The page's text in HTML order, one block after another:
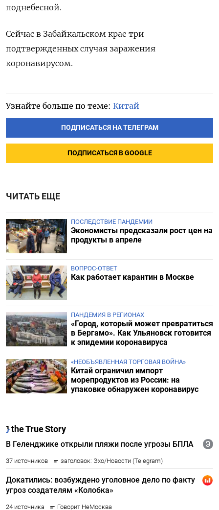
поднебесной.
Сейчас в Забайкальском крае три
подтвержденных случая заражения
коронавирусом.
Узнайте больше по теме: Китай
ПОДПИСАТЬСЯ НА ТЕЛЕГРАМ
ПОДПИСАТЬСЯ В GOOGLE
ЧИТАТЬ ЕЩЕ
ПОСЛЕДСТВИЕ ПАНДЕМИИ
Экономисты предсказали рост цен на
продукты в апреле
ВОПРОС-ОТВЕТ
Как работает карантин в Москве
ПАНДЕМИЯ В РЕГИОНАХ
«Город, который может превратиться
в Бергамо». Как Ульяновск готовится
к эпидемии коронавируса
«НЕОБЪЯВЛЕННАЯ ТОРГОВАЯ ВОЙНА»
Китай ограничил импорт
морепродуктов из России: на
упаковке обнаружен коронавирус